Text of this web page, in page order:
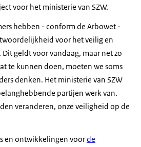
voor het ministerie van SZW.
hebben - conform de Arbowet -
voor het veilig en
geldt voor vandaag, maar net zo
te kunnen doen, moeten we soms
denken. Het ministerie van SZW
partijen werk van.
veranderen, onze veiligheid op de
en ontwikkelingen voorde